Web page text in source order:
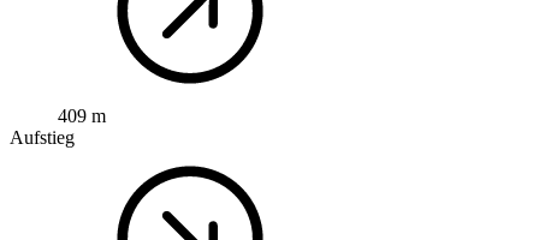
409 m
Aufstieg